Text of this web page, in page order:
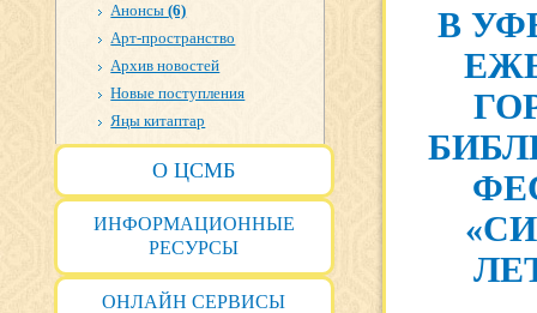
Анонсы(6)
Арт-пространство
Архив новостей
Новые поступления
Яңы китаптар
О ЦСМБ
ИНФОРМАЦИОННЫЕ
РЕСУРСЫ
ОНЛАЙН СЕРВИСЫ
В